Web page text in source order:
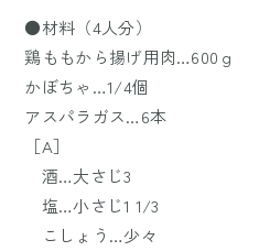
●材料（4人分）
鶏ももから揚げ用肉…600ｇ
かぼちゃ…1/4個
アスパラガス…6本
［A］
酒…大さじ3
塩…小さじ1 1/3
こしょう…少々